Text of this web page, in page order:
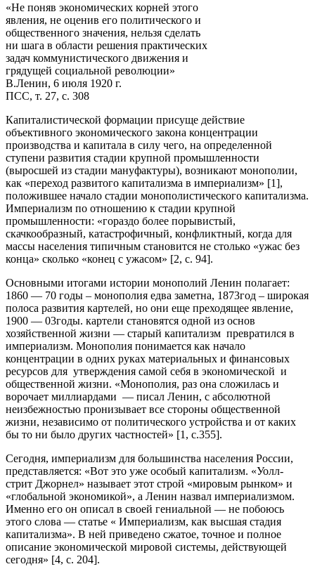
«Не поняв экономических корней этого
явления, не оценив его политического и
общественного значения, нельзя сделать
ни шага в области решения практических
задач коммунистического движения и
грядущей социальной революции»
В.Ленин, 6 июля 1920 г.
ПСС, т. 27, с. 308
Капиталистической формации присуще действие
объективного экономического закона концентрации
производства и капитала в силу чего, на определенной
ступени развития стадии крупной промышленности
(выросшей из стадии мануфактуры), возникают монополии,
как «переход развитого капитализма в империализм» [1],
положившее начало стадии монополистического капитализма.
Империализм по отношению к стадии крупной
промышленности: «гораздо более порывистый,
скачкообразный, катастрофичный, конфликтный, когда для
массы населения типичным становится не столько «ужас без
конца» сколько «конец с ужасом» [2, с. 94].
Основными итогами истории монополий Ленин полагает:
1860 — 70 годы – монополия едва заметна, 1873год – широкая
полоса развития картелей, но они еще преходящее явление,
1900 — 03годы. картели становятся одной из основ
хозяйственной жизни — старый капитализм превратился в
империализм. Монополия понимается как начало
концентрации в одних руках материальных и финансовых
ресурсов для утверждения самой себя в экономической и
общественной жизни. «Монополия, раз она сложилась и
ворочает миллиардами — писал Ленин, с абсолютной
неизбежностью пронизывает все стороны общественной
жизни, независимо от политического устройства и от каких
бы то ни было других частностей» [1, с.355].
Сегодня, империализм для большинства населения России,
представляется: «Вот это уже особый капитализм. «Уолл-
стрит Джорнел» называет этот строй «мировым рынком» и
«глобальной экономикой», а Ленин назвал империализмом.
Именно его он описал в своей гениальной — не побоюсь
этого слова — статье « Империализм, как высшая стадия
капитализма». В ней приведено сжатое, точное и полное
описание экономической мировой системы, действующей
сегодня» [4, с. 204].